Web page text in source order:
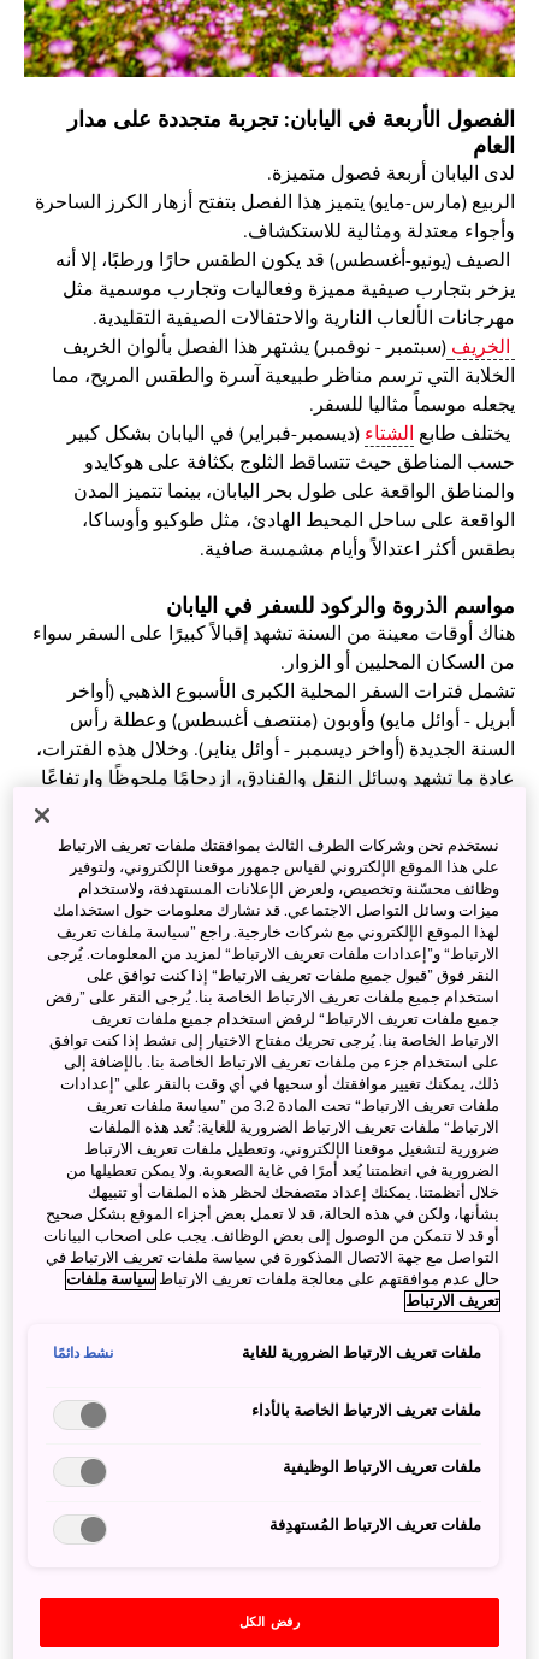
الفصول الأربعة في اليابان: تجربة متجددة على مدار
العام
لدى اليابان أربعة فصول متميزة.
الربيع (مارس-مايو) يتميز هذا الفصل بتفتح أزهار الكرز الساحرة
وأجواء معتدلة ومثالية للاستكشاف.
الصيف (يونيو-أغسطس) قد يكون الطقس حارًا ورطبًا، إلا أنه
يزخر بتجارب صيفية مميزة وفعاليات وتجارب موسمية مثل
مهرجانات الألعاب النارية والاحتفالات الصيفية التقليدية.
الخريف (سبتمبر - نوفمبر) يشتهر هذا الفصل بألوان الخريف
الخلابة التي ترسم مناظر طبيعية آسرة والطقس المريح، مما
يجعله موسماً مثاليا للسفر.
يختلف طابع الشتاء (ديسمبر-فبراير) في اليابان بشكل كبير
حسب المناطق حيث تتساقط الثلوج بكثافة على هوكايدو
والمناطق الواقعة على طول بحر اليابان، بينما تتميز المدن
الواقعة على ساحل المحيط الهادئ، مثل طوكيو وأوساكا،
بطقس أكثر اعتدالاً وأيام مشمسة صافية.
مواسم الذروة والركود للسفر في اليابان
هناك أوقات معينة من السنة تشهد إقبالاً كبيرًا على السفر سواء
من السكان المحليين أو الزوار.
تشمل فترات السفر المحلية الكبرى الأسبوع الذهبي (أواخر
أبريل - أوائل مايو) وأوبون (منتصف أغسطس) وعطلة رأس
السنة الجديدة (أواخر ديسمبر - أوائل يناير). وخلال هذه الفترات،
عادة ما تشهد وسائل النقل والفنادق، ازدحامًا ملحوظًا وارتفاعًا
وفي المقابل، تشمل مواسم الركود٬شهر يونيو (موسم الأمطار)
وأيام الأسبوع في شهري يناير وفبراير. وهذه الفترات عادة ما
تكون أقل ازدحامًا وتوفر تجربة أكثر هدوءًا وراحة
لمدة إقامتكفي اليابان
مدة الرحلة:أسبوع واحد أو أقل
رئيسية واحدة، مثل طوكيو أو أوساكا، واستكشاف المناطق
القريبة في رحلات يومية٬ مما يساعد على تقليل التنقل
لمسافات طويلة وتغيير الفنادق والاستفادة إلى أقصى حد من
وقتك المحدود، والاستمتاع بتجربة سياحية مريحة وغنية، حتى لو
كانت زيارتك الأولى إلى اليابان.
تعتمد الوجهات التي يمكنك زيارتها بشكل كبير على مدة الرحلة.
في غضون 10 أيام إلى أسبوعين، يمكنك بسهولة زيارة ما يُعرف
نستخدم نحن وشركات الطرف الثالث بموافقتك ملفات تعريف الارتباط
على هذا الموقع الإلكتروني لقياس جمهور موقعنا الإلكتروني، ولتوفير
وظائف محسّنة وتخصيص، ولعرض الإعلانات المستهدفة، ولاستخدام
ميزات وسائل التواصل الاجتماعي. قد نشارك معلومات حول استخدامك
لهذا الموقع الإلكتروني مع شركات خارجية. راجع ”سياسة ملفات تعريف
الارتباط“ و”إعدادات ملفات تعريف الارتباط“ لمزيد من المعلومات. يُرجى
النقر فوق ”قبول جميع ملفات تعريف الارتباط“ إذا كنت توافق على
استخدام جميع ملفات تعريف الارتباط الخاصة بنا. يُرجى النقر على ”رفض
جميع ملفات تعريف الارتباط“ لرفض استخدام جميع ملفات تعريف
الارتباط الخاصة بنا. يُرجى تحريك مفتاح الاختيار إلى نشط إذا كنت توافق
على استخدام جزء من ملفات تعريف الارتباط الخاصة بنا. بالإضافة إلى
ذلك، يمكنك تغيير موافقتك أو سحبها في أي وقت بالنقر على ”إعدادات
ملفات تعريف الارتباط“ تحت المادة 3.2 من ”سياسة ملفات تعريف
الارتباط“ ملفات تعريف الارتباط الضرورية للغاية: تُعد هذه الملفات
ضرورية لتشغيل موقعنا الإلكتروني، وتعطيل ملفات تعريف الارتباط
الضرورية في انظمتنا يُعد أمرًا في غاية الصعوبة. ولا يمكن تعطيلها من
خلال أنظمتنا. يمكنك إعداد متصفحك لحظر هذه الملفات أو تنبيهك
بشأنها، ولكن في هذه الحالة، قد لا تعمل بعض أجزاء الموقع بشكل صحيح
أو قد لا تتمكن من الوصول إلى بعض الوظائف. يجب على اصحاب البيانات
التواصل مع جهة الاتصال المذكورة في سياسة ملفات تعريف الارتباط في
حال عدم موافقتهم على معالجة ملفات تعريف الارتباطسياسة ملفات
تعريف الارتباط
ملفات تعريف الارتباط الضرورية للغاية نشط دائمًا
ملفات تعريف الارتباط الخاصة بالأداء
ملفات تعريف الارتباط الوظيفية
ملفات تعريف الارتباط المُستهدِفة
رفض الكل